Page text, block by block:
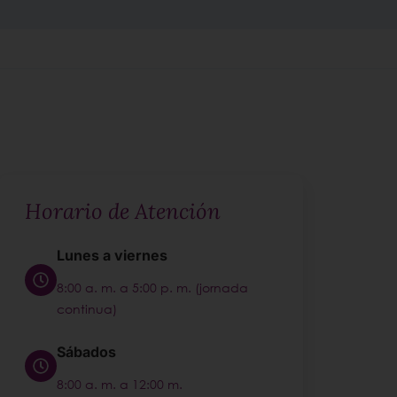
Horario de Atención
Lunes a viernes
8:00 a. m. a 5:00 p. m. (jornada
continua)
Sábados
8:00 a. m. a 12:00 m.